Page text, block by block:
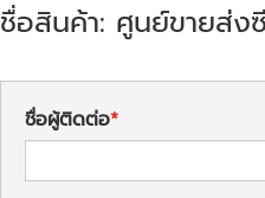
ชื่อสินค้า: ศูนย์ขายส่ง
ชื่อผู้ติดต่อ